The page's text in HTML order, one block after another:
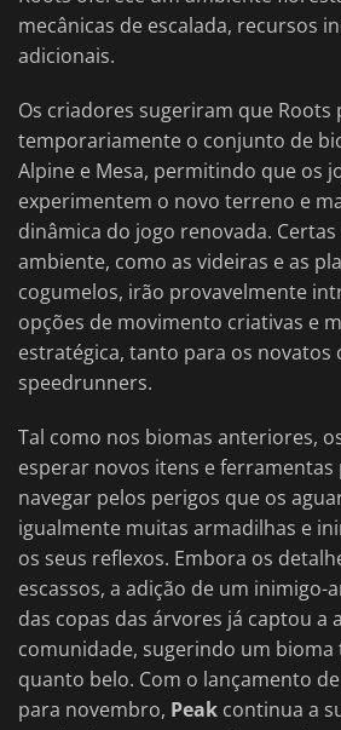
mecânicas de escalada, recursos
adicionais.
Os criadores sugeriram que
temporariamente o conjunto de
Alpine e Mesa, permitindo que os
experimentem o novo terreno e
dinâmica do jogo renovada.
ambiente, como as videiras e as
cogumelos, irão provavelmente
opções de movimento criativas e
estratégica, tanto para os novatos
speedrunners.
Tal como nos biomas anteriores,
esperar novos itens e ferramentas
navegar pelos perigos que os
igualmente muitas armadilhas e
os seus reflexos. Embora os
escassos, a adição de um inimigo-
das copas das árvores já captou a
comunidade, sugerindo um
quanto belo. Com o lançamento
para novembro, Peak continua a